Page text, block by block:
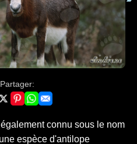
Partager:
connu sous le nom
espèce d'antilope